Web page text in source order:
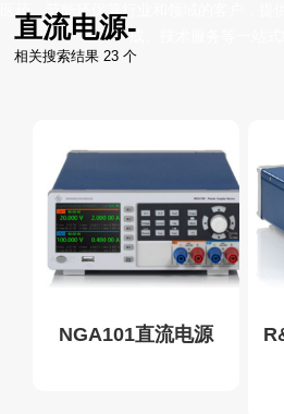
医药、节能环保等行业和领域的客户，提
成、技术服务等一站式
直流电源-
相关搜索结果 23 个
NGA101直流电源